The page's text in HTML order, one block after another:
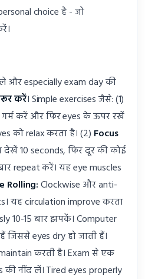
choice है - जो
और especially exam day की
करें। Simple exercises जैसे: (1)
गर्म करें और फिर eyes के ऊपर रखें
को relax करता है। (2) Focus
10 seconds, फिर दूर की कोई
repeat करें। यह eye muscles
Rolling:Clockwise और anti-
यह circulation improve करता
10-15 बार झपकें। Computer
eyes dry हो जाती हैं।
करती है। Exam से एक
नींद लें। Tired eyes properly